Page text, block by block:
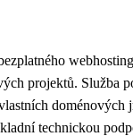
projektů. Služba
doménových
technickou